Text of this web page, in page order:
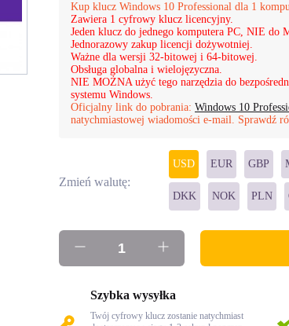
Kup klucz Windows 10 Professional dla 1
Zawiera 1 cyfrowy klucz licencyjny.
Jeden klucz do jednego komputera PC, NIE do
Jednorazowy zakup licencji dożywotniej.
Ważne dla wersji 32-bitowej i 64-bitowej.
Obsługa globalna i wielojęzyczna.
NIE MOŻNA użyć tego narzędzia do
systemu Windows.
Oficjalny link do pobrania: Windows 10
natychmiastowej wiadomości e-mail. Sprawdź
Zmień walutę:
USD EUR GBP
DKK NOK PLN
Szybka wysyłka
Twój cyfrowy klucz zostanie natychmiast